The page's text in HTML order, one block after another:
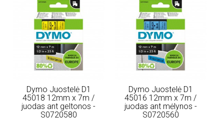
Dymo Juostelė D1
45018 12mm x 7m /
juodas ant geltonos -
S0720580
Dymo Juostelė D1
45016 12mm x 7m /
juodas ant mėlynos -
S0720560